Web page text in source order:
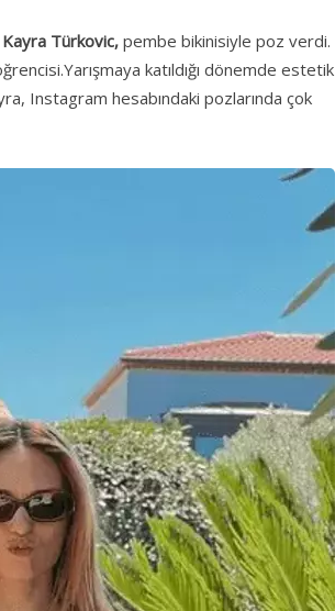
Kayra Türkovic, pembe bikinisiyle poz verdi.
katıldığı dönemde estetik
Instagram hesabındaki pozlarında çok